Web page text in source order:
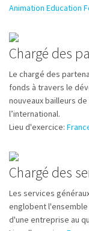
Animation Education
Chargé des
Le chargé des
fonds à travers le
nouveaux bailleurs
l’international.
Lieu d'exercice:
Chargé des
Les services
englobent
d'une entreprise au